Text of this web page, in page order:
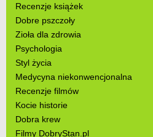
Recenzje książek
Dobre pszczoły
Zioła dla zdrowia
Psychologia
Styl życia
Medycyna niekonwencjonalna
Recenzje filmów
Kocie historie
Dobra krew
Filmy DobryStan.pl